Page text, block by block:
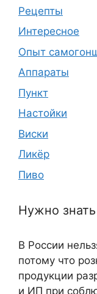
Рецепты
Интересное
Опыт
Аппараты
Пункт
Настойки
Виски
Ликёр
Пиво
Нужно
В России
потому что
продукции
и ИП при